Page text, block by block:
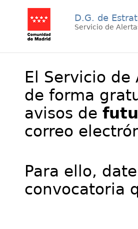
D.G. de
Servicio de
El Servicio
de forma
avisos de
correo
Para ello,
convocatoria